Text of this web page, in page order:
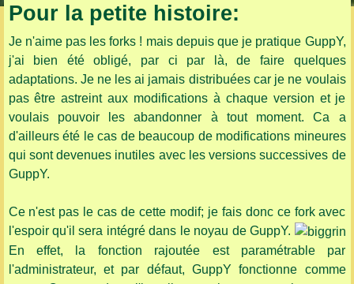
Pour la petite histoire:
Je n'aime pas les forks ! mais depuis que je pratique GuppY,
j'ai bien été obligé, par ci par là, de faire quelques
adaptations. Je ne les ai jamais distribuées car je ne voulais
pas être astreint aux modifications à chaque version et je
voulais pouvoir les abandonner à tout moment. Ca a
d'ailleurs été le cas de beaucoup de modifications mineures
qui sont devenues inutiles avec les versions successives de
GuppY.
Ce n'est pas le cas de cette modif; je fais donc ce fork avec
l'espoir qu'il sera intégré dans le noyau de GuppY.
En effet, la fonction rajoutée est paramétrable par
l'administrateur, et par défaut, GuppY fonctionne comme